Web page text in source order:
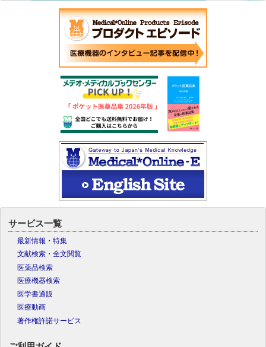
サービス一覧
最新情報・特集
文献検索・全文閲覧
医薬品検索
医療機器検索
医学書通販
医療動画
著作権許諾サービス